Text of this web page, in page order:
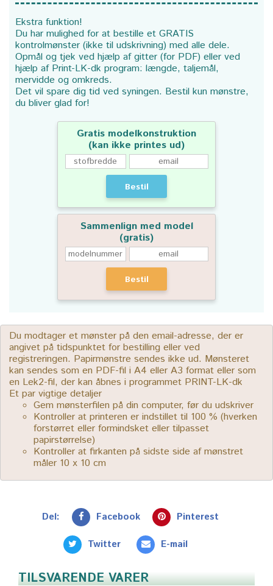
Ekstra funktion!
Du har mulighed for at bestille et GRATIS
kontrolmønster (ikke til udskrivning) med alle dele.
Opmål og tjek ved hjælp af gitter (for PDF) eller ved
hjælp af Print-LK-dk program: længde, taljemål,
mervidde og omkreds.
Det vil spare dig tid ved syningen. Bestil kun mønstre,
du bliver glad for!
Gratis modelkonstruktion
(kan ikke printes ud)
Bestil
Sammenlign med model
(gratis)
Bestil
Du modtager et mønster på den email-adresse, der er
angivet på tidspunktet for bestilling eller ved
registreringen. Papirmønstre sendes ikke ud. Mønsteret
kan sendes som en PDF-fil i A4 eller A3 format eller som
en Lek2-fil, der kan åbnes i programmet PRINT-LK-dk
Et par vigtige detaljer
Gem mønsterfilen på din computer, før du udskriver
Kontroller at printeren er indstillet til 100 % (hverken
forstørret eller formindsket eller tilpasset
papirstørrelse)
Kontroller at firkanten på sidste side af mønstret
måler 10 x 10 cm
Del: Facebook Pinterest
Twitter E-mail
TILSVARENDE VARER